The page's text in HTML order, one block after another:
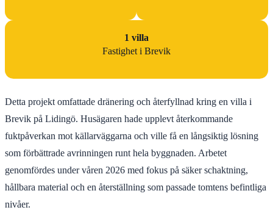
1 villa
Fastighet i Brevik
Detta projekt omfattade dränering och återfyllnad kring en villa i
Brevik på Lidingö. Husägaren hade upplevt återkommande
fuktpåverkan mot källarväggarna och ville få en långsiktig lösning
som förbättrade avrinningen runt hela byggnaden. Arbetet
genomfördes under våren 2026 med fokus på säker schaktning,
hållbara material och en återställning som passade tomtens befintliga
nivåer.